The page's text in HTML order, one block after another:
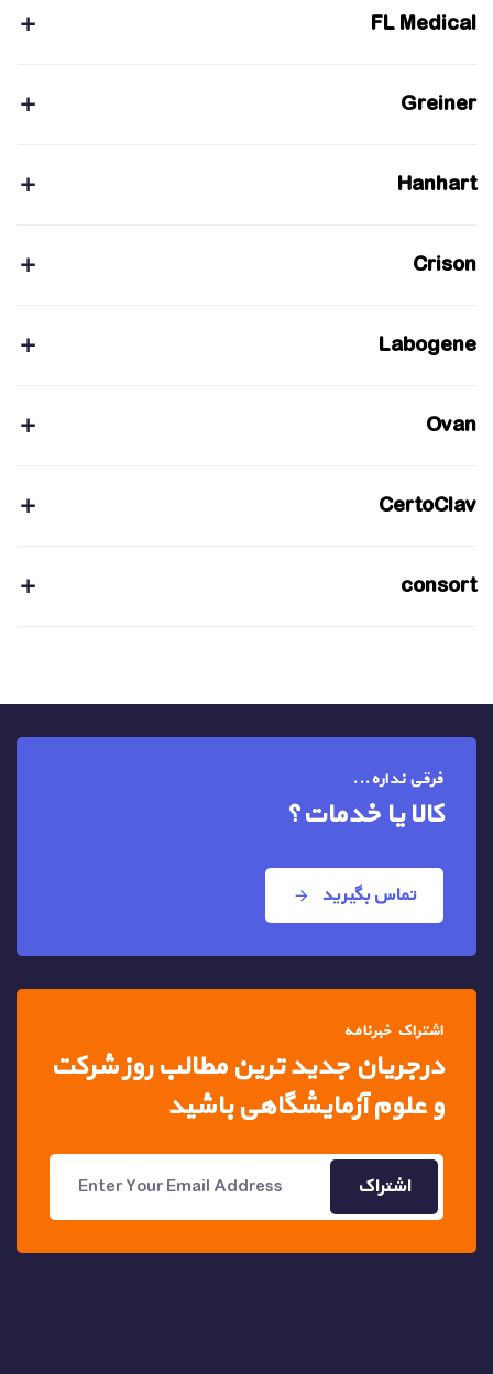
FL Medical
Greiner
Hanhart
Crison
Labogene
Ovan
CertoClav
consort
فرقی نداره...
کالا یا خدمات؟
تماس بگیرید
اشتراک خبرنامه
درجریان جدید ترین مطالبروز شرکت
و علوم آزمایشگاهی باشید
اشتراک